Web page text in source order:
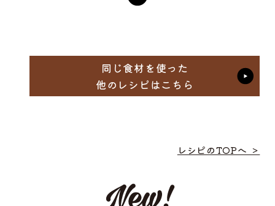
同じ食材を使った
他のレシピはこちら
レシピのTOPへ ＞